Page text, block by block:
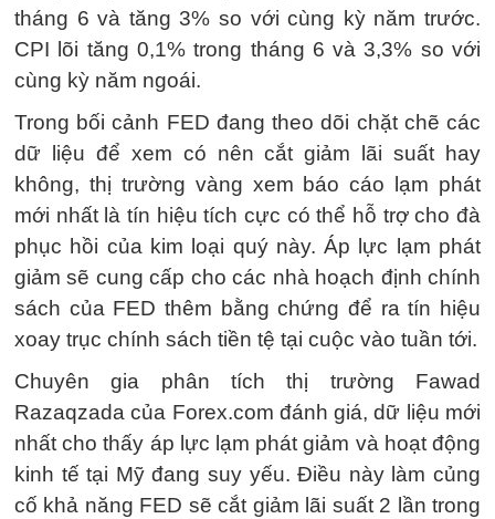
tháng 6 và tăng 3% so với cùng kỳ năm trước.
CPI lõi tăng 0,1% trong tháng 6 và 3,3% so với
cùng kỳ năm ngoái.
Trong bối cảnh FED đang theo dõi chặt chẽ các
dữ liệu để xem có nên cắt giảm lãi suất hay
không, thị trường vàng xem báo cáo lạm phát
mới nhất là tín hiệu tích cực có thể hỗ trợ cho đà
phục hồi của kim loại quý này. Áp lực lạm phát
giảm sẽ cung cấp cho các nhà hoạch định chính
sách của FED thêm bằng chứng để ra tín hiệu
xoay trục chính sách tiền tệ tại cuộc vào tuần tới.
Chuyên gia phân tích thị trường Fawad
Razaqzada của Forex.com đánh giá, dữ liệu mới
nhất cho thấy áp lực lạm phát giảm và hoạt động
kinh tế tại Mỹ đang suy yếu. Điều này làm củng
cố khả năng FED sẽ cắt giảm lãi suất 2 lần trong